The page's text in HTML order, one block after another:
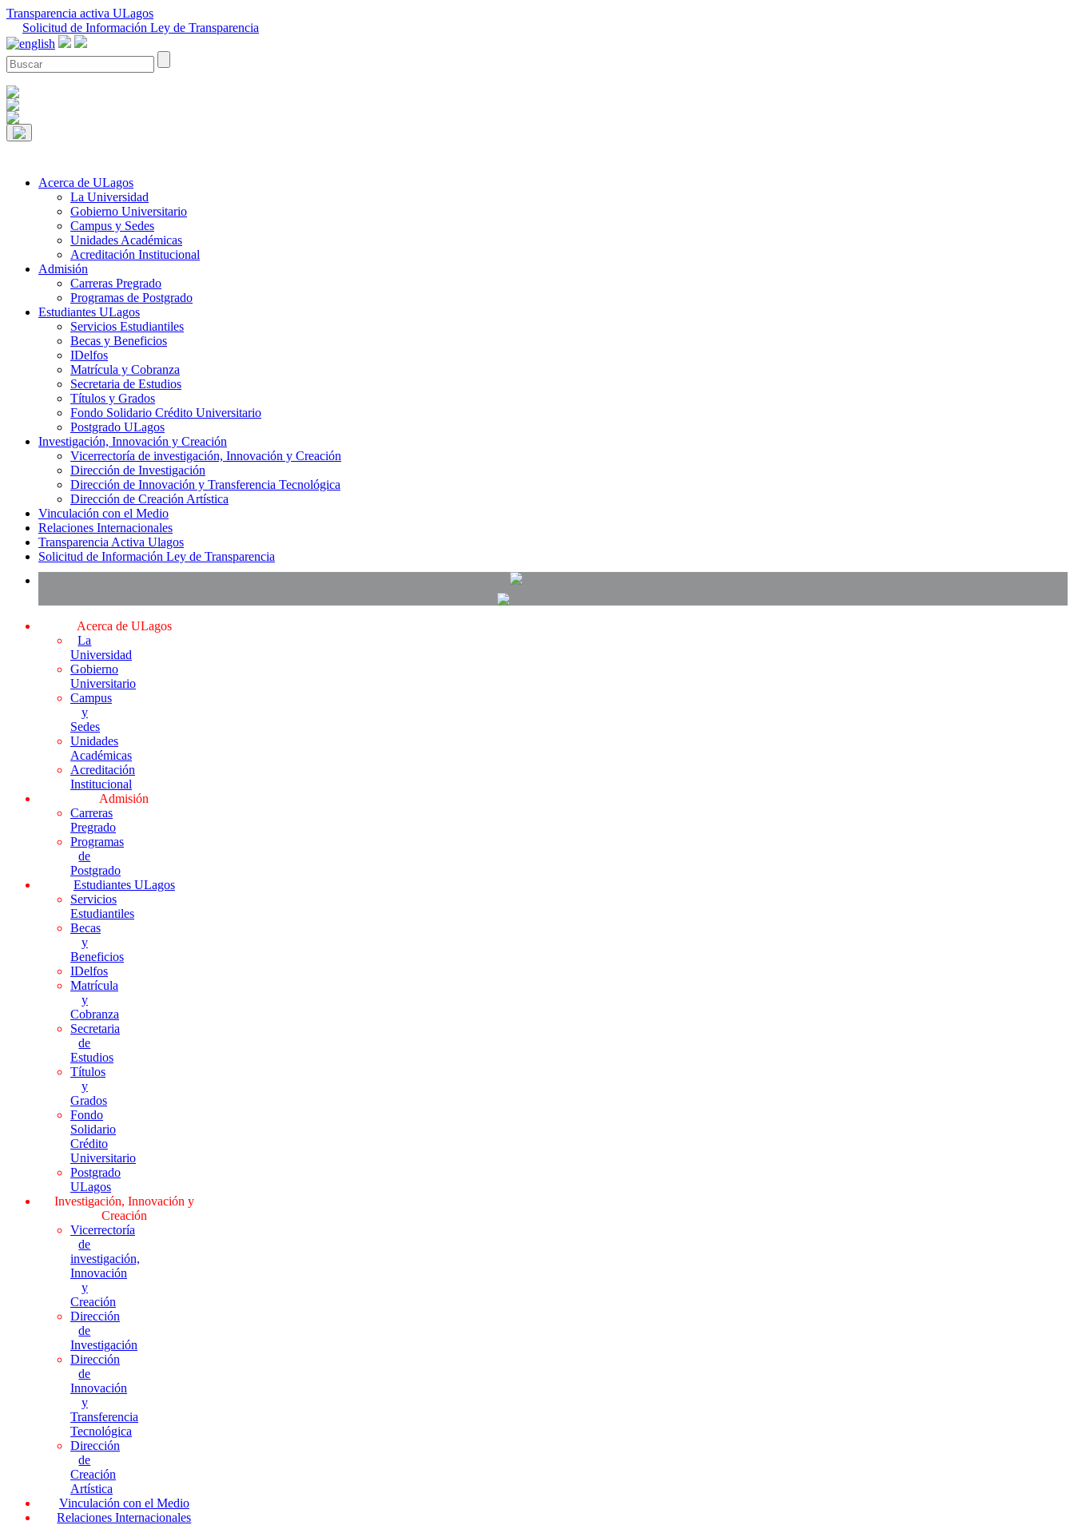
Transparencia activa ULagos
Solicitud de Información Ley de Transparencia
Acerca de ULagos
La Universidad
Gobierno Universitario
Campus y Sedes
Unidades Académicas
Acreditación Institucional
Admisión
Carreras Pregrado
Programas de Postgrado
Estudiantes ULagos
Servicios Estudiantiles
Becas y Beneficios
IDelfos
Matrícula y Cobranza
Secretaria de Estudios
Títulos y Grados
Fondo Solidario Crédito Universitario
Postgrado ULagos
Investigación, Innovación y Creación
Vicerrectoría de investigación, Innovación y Creación
Dirección de Investigación
Dirección de Innovación y Transferencia Tecnológica
Dirección de Creación Artística
Vinculación con el Medio
Relaciones Internacionales
Transparencia Activa Ulagos
Solicitud de Información Ley de Transparencia
Acerca de ULagos
La
Universidad
Gobierno
Universitario
Campus
y
Sedes
Unidades
Académicas
Acreditación
Institucional
Admisión
Carreras
Pregrado
Programas
de
Postgrado
Estudiantes ULagos
Servicios
Estudiantiles
Becas
y
Beneficios
IDelfos
Matrícula
y
Cobranza
Secretaria
de
Estudios
Títulos
y
Grados
Fondo
Solidario
Crédito
Universitario
Postgrado
ULagos
Investigación, Innovación y
Creación
Vicerrectoría
de
investigación,
Innovación
y
Creación
Dirección
de
Investigación
Dirección
de
Innovación
y
Transferencia
Tecnológica
Dirección
de
Creación
Artística
Vinculación con el Medio
Relaciones Internacionales